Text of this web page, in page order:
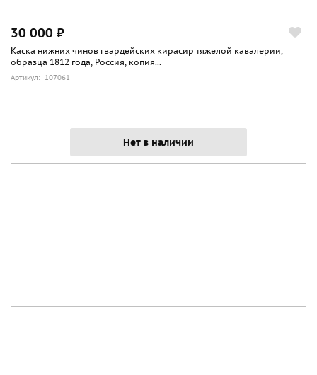
30 000 ₽
Каска нижних чинов гвардейских кирасир тяжелой кавалерии,
образца 1812 года, Россия, копия...
Артикул: 107061
Нет в наличии